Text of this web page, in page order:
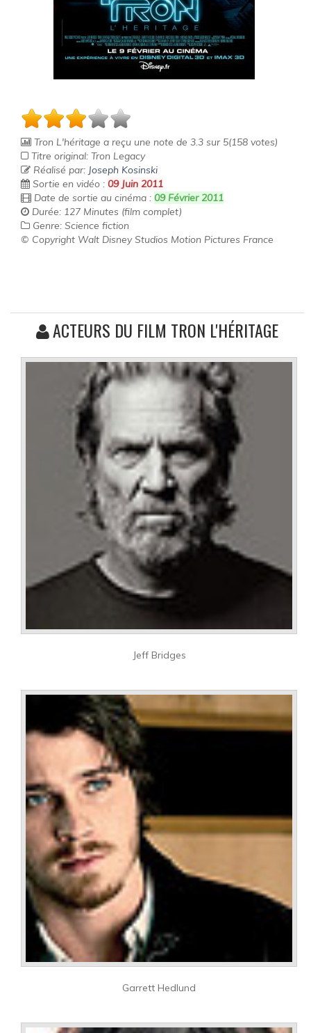
Tron L'héritage a reçu une note de 3.3 sur 5(158 votes)
Titre original: Tron Legacy
Réalisé par: Joseph Kosinski
Sortie en vidéo : 09 Juin 2011
Date de sortie au cinéma : 09 Février 2011
Durée: 127 Minutes (film complet)
Genre: Science fiction
© Copyright Walt Disney Studios Motion Pictures France
ACTEURS DU FILM TRON L'HÉRITAGE
Jeff Bridges
Garrett Hedlund